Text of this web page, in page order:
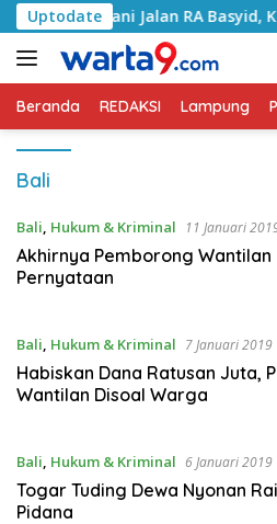
Langsung
ke
konten
UptodateJalan RA Basyid, Kontrak
Beranda REDAKSI Lampung
Bali
Bali, Hukum & Kriminal 11 Januari
Akhirnya Pemborong
Pernyataan
Bali, Hukum & Kriminal 7 Januari 2019
Habiskan Dana Ratusan Juta,
Wantilan Disoal Warga
Bali, Hukum & Kriminal 6 Januari 2019
Togar Tuding Dewa Nyonan
Pidana